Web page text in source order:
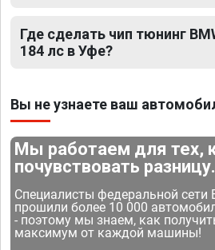
Где сделать чип тюнинг
184 лс в Уфе?
Вы не узнаете ваш
Мы работаем для тех,
почувствовать разницу.
Специалисты федеральной сети
прошили более 10 000
- поэтому мы знаем, как
максимум от каждой машины!